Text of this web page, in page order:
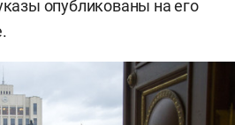
опубликованы на его